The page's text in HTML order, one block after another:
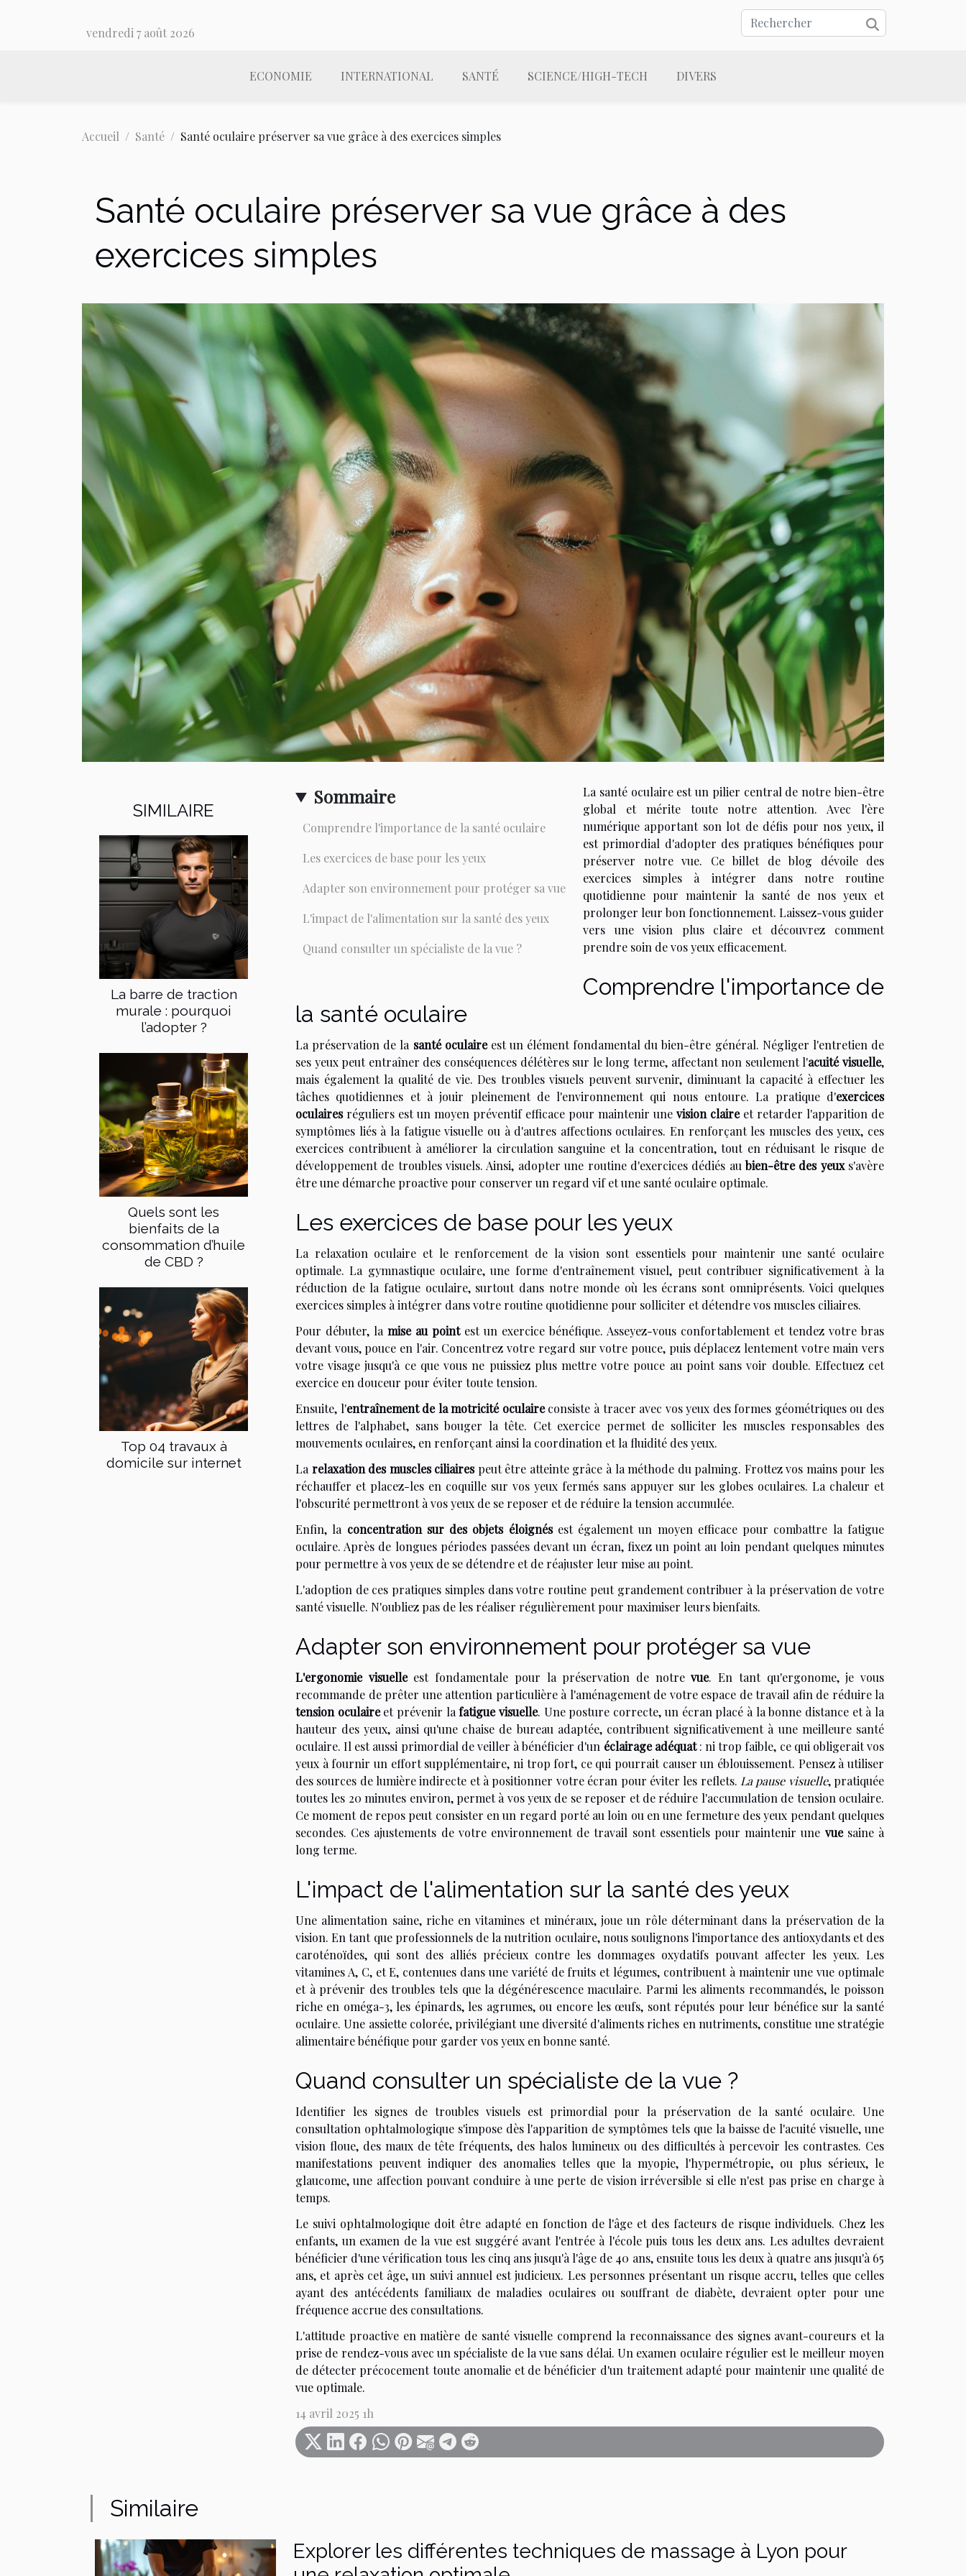
vendredi 7 août 2026
ECONOMIE INTERNATIONAL SANTÉ SCIENCE/HIGH-TECH DIVERS
Accueil Santé Santé oculaire préserver sa vue grâce à des exercices simples
Santé oculaire préserver sa vue grâce à des
exercices simples
SIMILAIRE
La barre de traction
murale : pourquoi
l’adopter ?
Quels sont les
bienfaits de la
consommation d’huile
de CBD ?
Top 04 travaux à
domicile sur internet
Sommaire
Comprendre l'importance de la santé oculaire
Les exercices de base pour les yeux
Adapter son environnement pour protéger sa vue
L'impact de l'alimentation sur la santé des yeux
Quand consulter un spécialiste de la vue ?
La santé oculaire est un pilier central de notre bien-être
global et mérite toute notre attention. Avec l'ère
numérique apportant son lot de défis pour nos yeux, il
est primordial d'adopter des pratiques bénéfiques pour
préserver notre vue. Ce billet de blog dévoile des
exercices simples à intégrer dans notre routine
quotidienne pour maintenir la santé de nos yeux et
prolonger leur bon fonctionnement. Laissez-vous guider
vers une vision plus claire et découvrez comment
prendre soin de vos yeux efficacement.
Comprendre l'importance de
la santé oculaire
La préservation de la santé oculaireest un élément fondamental du bien-être général. Négliger l'entretien de
ses yeux peut entraîner des conséquences délétères sur le long terme, affectant non seulement l'acuité visuelle,
mais également la qualité de vie. Des troubles visuels peuvent survenir, diminuant la capacité à effectuer les
tâches quotidiennes et à jouir pleinement de l'environnement qui nous entoure. La pratique d'exercices
oculairesréguliers est un moyen préventif efficace pour maintenir une vision claireet retarder l'apparition de
symptômes liés à la fatigue visuelle ou à d'autres affections oculaires. En renforçant les muscles des yeux, ces
exercices contribuent à améliorer la circulation sanguine et la concentration, tout en réduisant le risque de
développement de troubles visuels. Ainsi, adopter une routine d'exercices dédiés aubien-être des yeuxs'avère
être une démarche proactive pour conserver un regard vif et une santé oculaire optimale.
Les exercices de base pour les yeux
La relaxation oculaire et le renforcement de la vision sont essentiels pour maintenir une santé oculaire
optimale. La gymnastique oculaire, une forme d'entraînement visuel, peut contribuer significativement à la
réduction de la fatigue oculaire, surtout dans notre monde où les écrans sont omniprésents. Voici quelques
exercices simples à intégrer dans votre routine quotidienne pour solliciter et détendre vos muscles ciliaires.
Pour débuter, la mise au pointest un exercice bénéfique. Asseyez-vous confortablement et tendez votre bras
devant vous, pouce en l'air. Concentrez votre regard sur votre pouce, puis déplacez lentement votre main vers
votre visage jusqu'à ce que vous ne puissiez plus mettre votre pouce au point sans voir double. Effectuez cet
exercice en douceur pour éviter toute tension.
Ensuite, l'entraînement de la motricité oculaireconsiste à tracer avec vos yeux des formes géométriques ou des
lettres de l'alphabet, sans bouger la tête. Cet exercice permet de solliciter les muscles responsables des
mouvements oculaires, en renforçant ainsi la coordination et la fluidité des yeux.
La relaxation des muscles ciliairespeut être atteinte grâce à la méthode du palming. Frottez vos mains pour les
réchauffer et placez-les en coquille sur vos yeux fermés sans appuyer sur les globes oculaires. La chaleur et
l'obscurité permettront à vos yeux de se reposer et de réduire la tension accumulée.
Enfin, la concentration sur des objets éloignésest également un moyen efficace pour combattre la fatigue
oculaire. Après de longues périodes passées devant un écran, fixez un point au loin pendant quelques minutes
pour permettre à vos yeux de se détendre et de réajuster leur mise au point.
L'adoption de ces pratiques simples dans votre routine peut grandement contribuer à la préservation de votre
santé visuelle. N'oubliez pas de les réaliser régulièrement pour maximiser leurs bienfaits.
Adapter son environnement pour protéger sa vue
L'ergonomie visuelleest fondamentale pour la préservation de notrevue. En tant qu'ergonome, je vous
recommande de prêter une attention particulière à l'aménagement de votre espace de travail afin de réduire la
tension oculaireet prévenir lafatigue visuelle. Une posture correcte, un écran placé à la bonne distance et à la
hauteur des yeux, ainsi qu'une chaise de bureau adaptée, contribuent significativement à une meilleure santé
oculaire. Il est aussi primordial de veiller à bénéficier d'un éclairage adéquat: ni trop faible, ce qui obligerait vos
yeux à fournir un effort supplémentaire, ni trop fort, ce qui pourrait causer un éblouissement. Pensez à utiliser
des sources de lumière indirecte et à positionner votre écran pour éviter les reflets. La pause visuelle, pratiquée
toutes les 20 minutes environ, permet à vos yeux de se reposer et de réduire l'accumulation de tension oculaire.
Ce moment de repos peut consister en un regard porté au loin ou en une fermeture des yeux pendant quelques
secondes. Ces ajustements de votre environnement de travail sont essentiels pour maintenir une vuesaine à
long terme.
L'impact de l'alimentation sur la santé des yeux
Une alimentation saine, riche en vitamines et minéraux, joue un rôle déterminant dans la préservation de la
vision. En tant que professionnels de la nutrition oculaire, nous soulignons l'importance des antioxydants et des
caroténoïdes, qui sont des alliés précieux contre les dommages oxydatifs pouvant affecter les yeux. Les
vitamines A, C, et E, contenues dans une variété de fruits et légumes, contribuent à maintenir une vue optimale
et à prévenir des troubles tels que la dégénérescence maculaire. Parmi les aliments recommandés, le poisson
riche en oméga-3, les épinards, les agrumes, ou encore les œufs, sont réputés pour leur bénéfice sur la santé
oculaire. Une assiette colorée, privilégiant une diversité d'aliments riches en nutriments, constitue une stratégie
alimentaire bénéfique pour garder vos yeux en bonne santé.
Quand consulter un spécialiste de la vue ?
Identifier les signes de troubles visuels est primordial pour la préservation de la santé oculaire. Une
consultation ophtalmologique s'impose dès l'apparition de symptômes tels que la baisse de l'acuité visuelle, une
vision floue, des maux de tête fréquents, des halos lumineux ou des difficultés à percevoir les contrastes. Ces
manifestations peuvent indiquer des anomalies telles que la myopie, l'hypermétropie, ou plus sérieux, le
glaucome, une affection pouvant conduire à une perte de vision irréversible si elle n'est pas prise en charge à
temps.
Le suivi ophtalmologique doit être adapté en fonction de l'âge et des facteurs de risque individuels. Chez les
enfants, un examen de la vue est suggéré avant l'entrée à l'école puis tous les deux ans. Les adultes devraient
bénéficier d'une vérification tous les cinq ans jusqu'à l'âge de 40 ans, ensuite tous les deux à quatre ans jusqu'à 65
ans, et après cet âge, un suivi annuel est judicieux. Les personnes présentant un risque accru, telles que celles
ayant des antécédents familiaux de maladies oculaires ou souffrant de diabète, devraient opter pour une
fréquence accrue des consultations.
L'attitude proactive en matière de santé visuelle comprend la reconnaissance des signes avant-coureurs et la
prise de rendez-vous avec un spécialiste de la vue sans délai. Un examen oculaire régulier est le meilleur moyen
de détecter précocement toute anomalie et de bénéficier d'un traitement adapté pour maintenir une qualité de
vue optimale.
14 avril 2025 1h
Similaire
Explorer les différentes techniques de massage à Lyon pour